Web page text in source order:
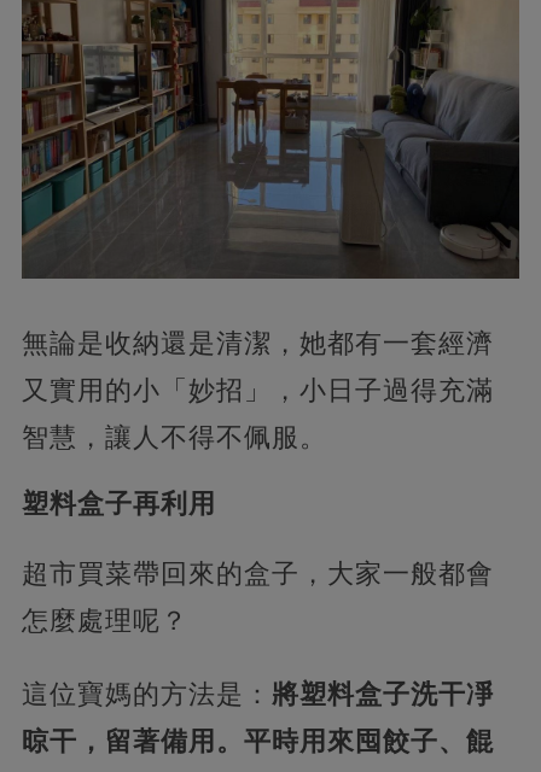
無論是收納還是清潔，她都有一套經濟
又實用的小「妙招」，小日子過得充滿
智慧，讓人不得不佩服。
塑料盒子再利用
超市買菜帶回來的盒子，大家一般都會
怎麼處理呢？
這位寶媽的方法是： 將塑料盒子洗干凈
晾干，留著備用。平時用來囤餃子、餛